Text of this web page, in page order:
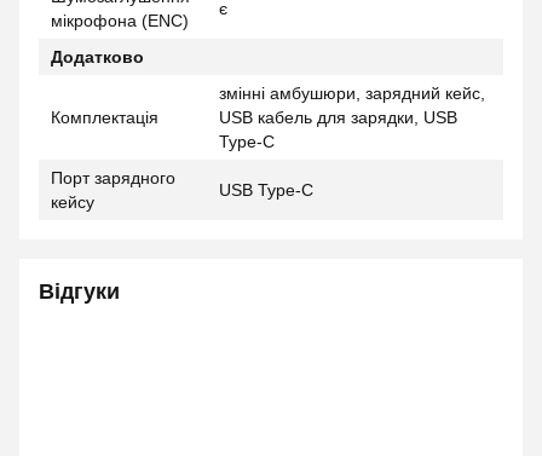
мікрофона (ENC)
є
Додатково
Комплектація
змінні амбушюри, зарядний кейс,
USB кабель для зарядки, USB
Type-C
Порт зарядного
кейсу
USB Type-C
Відгуки